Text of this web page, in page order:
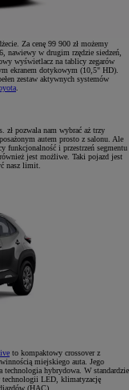
Za cenę 99 900 zł możemy
nawiewy w drugim rzędzie siedzeń,
wyświetlacz na tablicy zegarów
ekranem dotykowym (10,5" HD).
zestaw aktywnych systemów
zł pozwala nam wybrać aż trzy
autem prosto z salonu. Ale
funkcjonalność i przestrzeń segmentu
jest możliwe. Taki pojazd jest
nasz limit.
to kompaktowy crossover z
miejskiego auta. Jego
technologia hybrydowa. W standardzie
technologii LED, klimatyzację
(HAC).